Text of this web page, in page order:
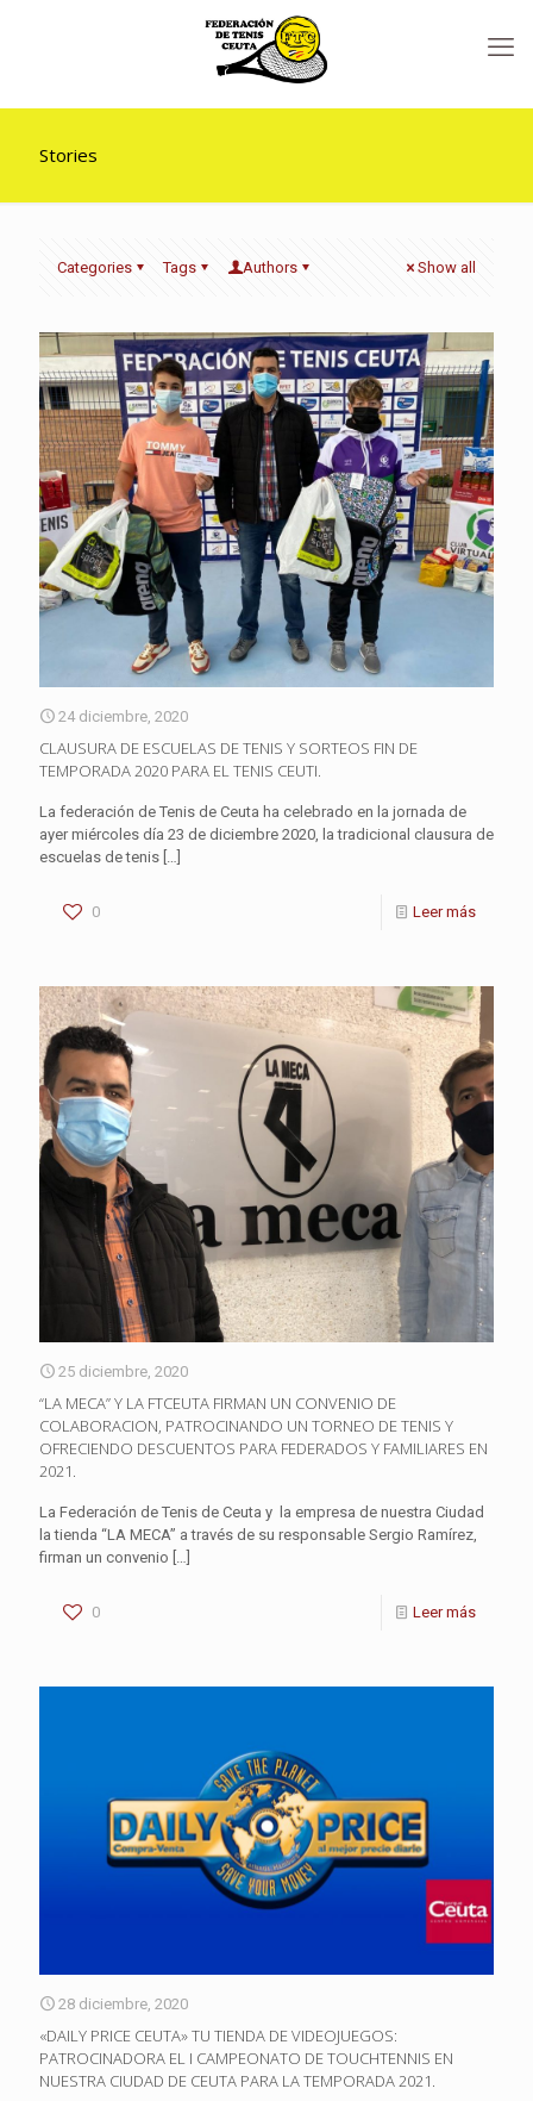
Stories
Categories Tags Authors Show all
24 diciembre, 2020
CLAUSURA DE ESCUELAS DE TENIS Y SORTEOS FIN DE
TEMPORADA 2020 PARA EL TENIS CEUTI.
La federación de Tenis de Ceuta ha celebrado en la jornada de
ayer miércoles día 23 de diciembre 2020, la tradicional clausura de
escuelas de tenis […]
0 Leer más
25 diciembre, 2020
“LA MECA” Y LA FTCEUTA FIRMAN UN CONVENIO DE
COLABORACION, PATROCINANDO UN TORNEO DE TENIS Y
OFRECIENDO DESCUENTOS PARA FEDERADOS Y FAMILIARES EN
2021.
La Federación de Tenis de Ceuta y la empresa de nuestra Ciudad
la tienda “LA MECA” a través de su responsable Sergio Ramírez,
firman un convenio
0 Leer más
28 diciembre, 2020
«DAILY PRICE CEUTA» TU TIENDA DE VIDEOJUEGOS:
PATROCINADORA EL I CAMPEONATO DE TOUCHTENNIS EN
NUESTRA CIUDAD DE CEUTA PARA LA TEMPORADA 2021.